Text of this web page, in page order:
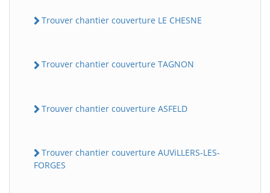
Trouver chantier couverture LE CHESNE
Trouver chantier couverture TAGNON
Trouver chantier couverture ASFELD
Trouver chantier couverture AUViLLERS-LES-
FORGES